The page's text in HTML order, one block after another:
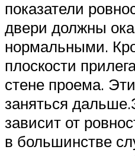
показатели
двери должны
нормальными.
плоскости
стене проема.
заняться
зависит от
в большинстве